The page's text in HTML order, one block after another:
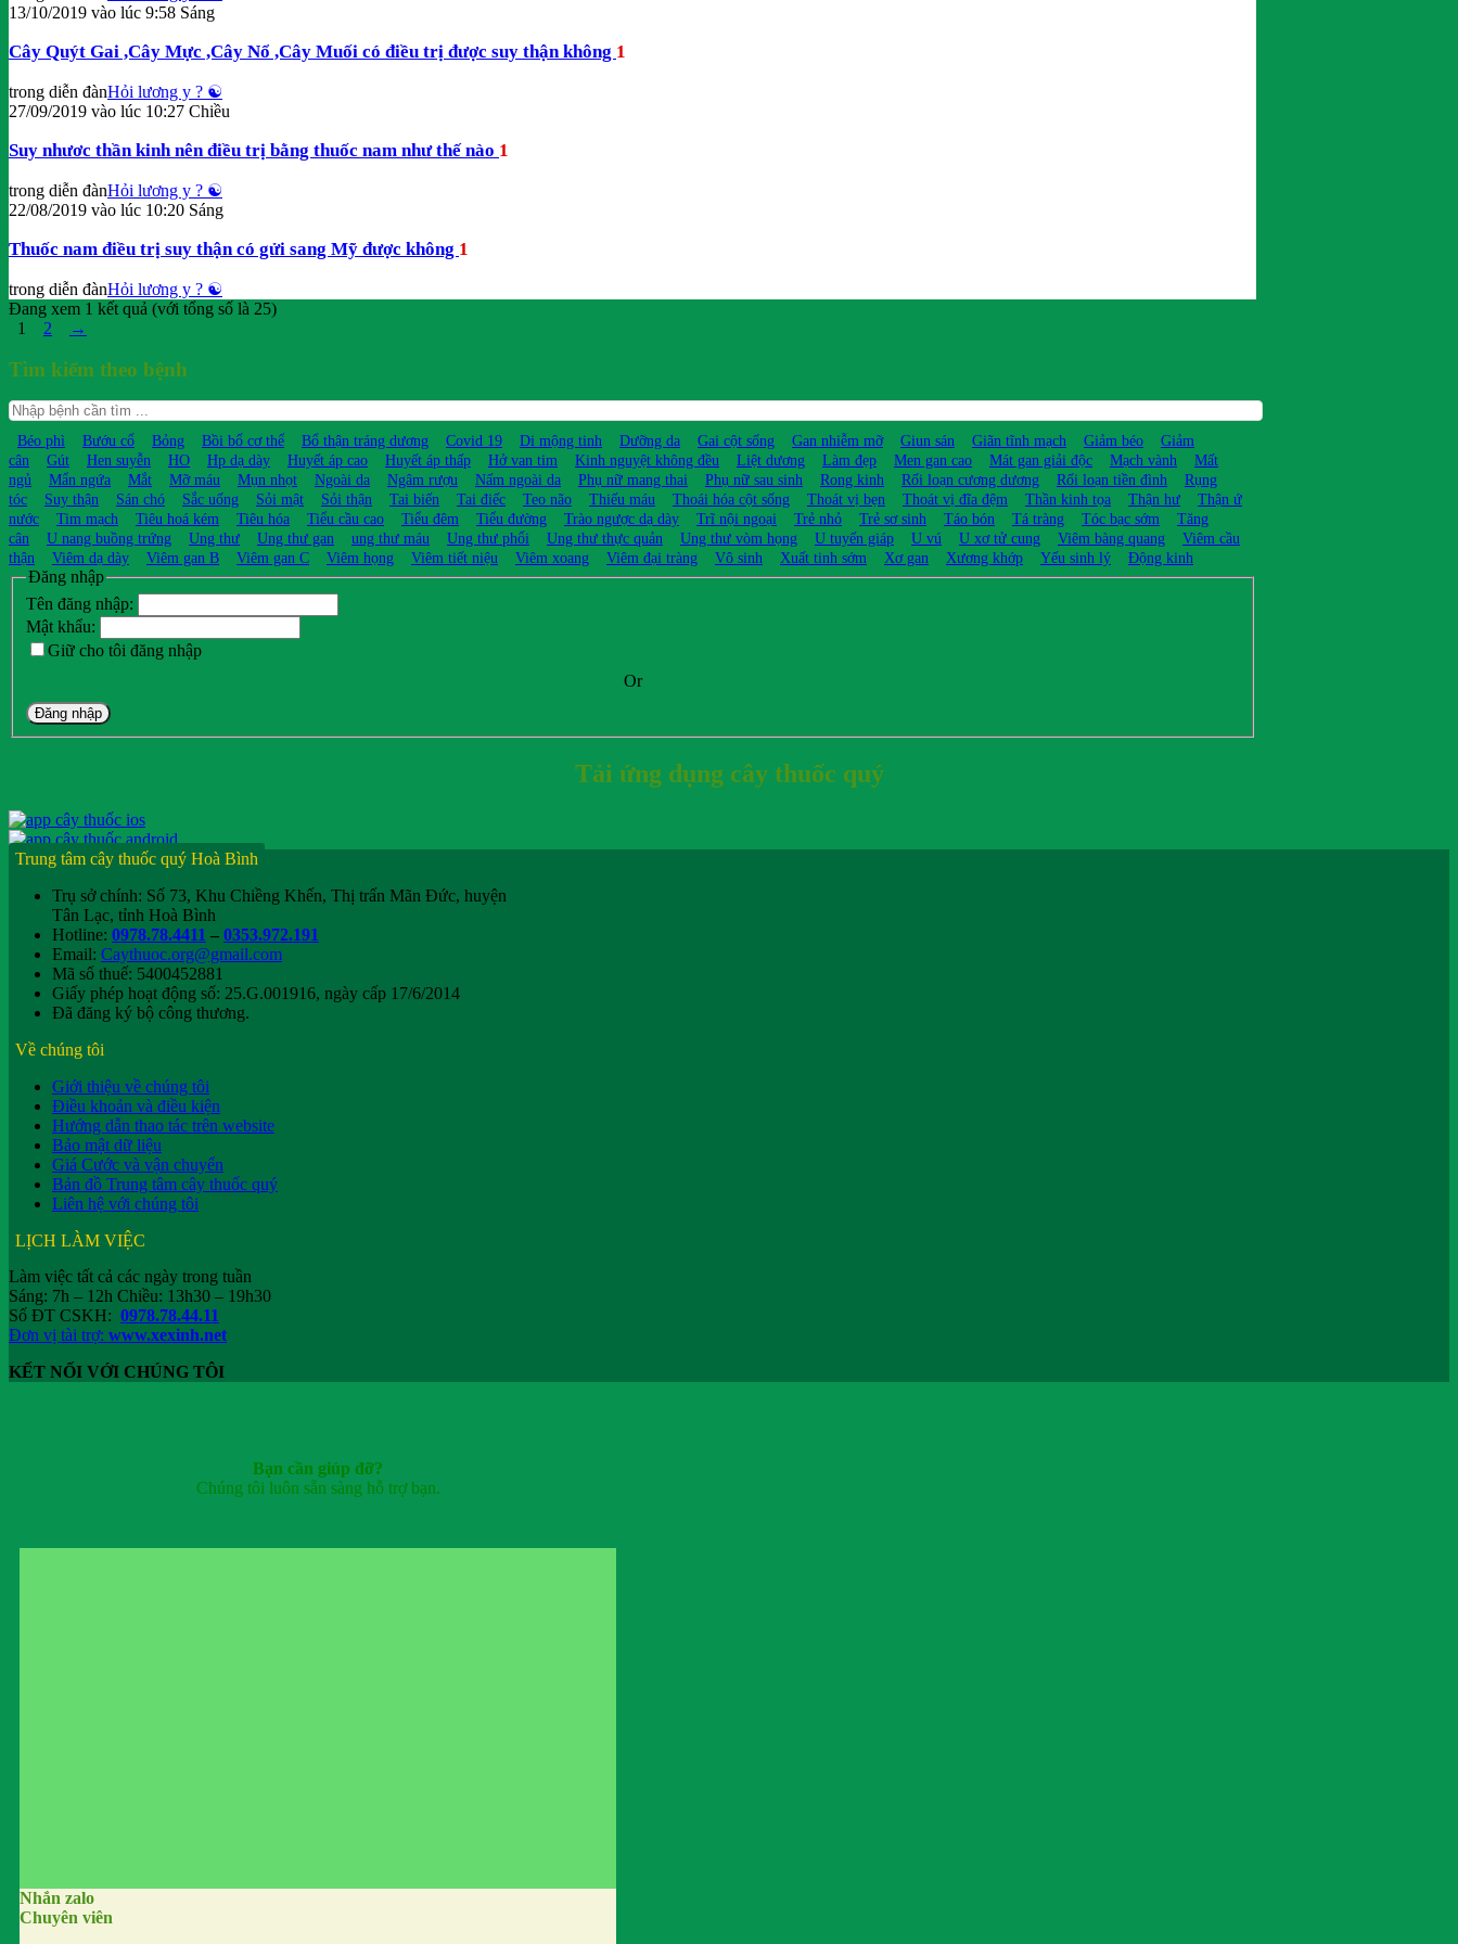
13/10/2019 vào lúc 9:58 Sáng
Cây Quýt Gai ,Cây Mực ,Cây Nổ ,Cây Muối có điều trị được suy thận không 1
trong diễn đànHỏi lương y ? ☯️
27/09/2019 vào lúc 10:27 Chiều
Suy nhươc thần kinh nên điều trị bằng thuốc nam như thế nào 1
trong diễn đànHỏi lương y ? ☯️
22/08/2019 vào lúc 10:20 Sáng
Thuốc nam điều trị suy thận có gửi sang Mỹ được không 1
trong diễn đànHỏi lương y ? ☯️
Đang xem 1 kết quả (với tổng số là 25)
1
2 →
Tìm kiếm theo bệnh
Béo phì Bướu cổ Bỏng Bồi bổ cơ thể Bổ thận tráng dương Covid 19 Di mộng tinh Dưỡng da Gai cột sống Gan nhiễm mỡ Giun sán Giãn tĩnh mạch Giảm béo
Giảm
cân
Gút Hen suyễn HO Hp dạ dày Huyết áp cao Huyết áp thấp Hở van tim Kinh nguyệt không đều Liệt dương Làm đẹp Men gan cao Mát gan giải độc Mạch vành
Mất
ngủ
Mẩn ngứa Mắt Mỡ máu Mụn nhọt Ngoài da Ngâm rượu Nấm ngoài da Phụ nữ mang thai Phụ nữ sau sinh Rong kinh Rối loạn cương dương Rối loạn tiền đình
Rụng
tóc
Suy thận Sán chó Sắc uống Sỏi mật Sỏi thận Tai biến Tai điếc Teo não Thiếu máu Thoái hóa cột sống Thoát vị bẹn Thoát vị đĩa đệm Thần kinh tọa Thận hư
Thận ứ
nước
Tim mạch Tiêu hoá kém Tiêu hóa Tiểu cầu cao Tiểu đêm Tiểu đường Trào ngược dạ dày Trĩ nội ngoại Trẻ nhỏ Trẻ sơ sinh Táo bón Tá tràng Tóc bạc sớm
Tăng
cân
U nang buồng trứng Ung thư Ung thư gan ung thư máu Ung thư phổi Ung thư thực quản Ung thư vòm họng U tuyến giáp U vú U xơ tử cung Viêm bàng quang
Viêm cầu
thận
Viêm dạ dày Viêm gan B Viêm gan C Viêm họng Viêm tiết niệu Viêm xoang Viêm đại tràng Vô sinh Xuất tinh sớm Xơ gan Xương khớp Yếu sinh lý Động kinh
Đăng nhập
Tên đăng nhập:
Mật khẩu:
Giữ cho tôi đăng nhập
Or
Đăng nhập
Tải ứng dụng cây thuốc quý
Trung tâm cây thuốc quý Hoà Bình
Trụ sở chính: Số 73, Khu Chiềng Khến, Thị trấn Mãn Đức, huyện
Tân Lạc, tỉnh Hoà Bình
Hotline: 0978.78.4411 – 0353.972.191
Email: Caythuoc.org@gmail.com
Mã số thuế: 5400452881
Giấy phép hoạt động số: 25.G.001916, ngày cấp 17/6/2014
Đã đăng ký bộ công thương.
Về chúng tôi
Giới thiệu về chúng tôi
Điều khoản và điều kiện
Hướng dẫn thao tác trên website
Bảo mật dữ liệu
Giá Cước và vận chuyển
Bản đồ Trung tâm cây thuốc quý
Liên hệ với chúng tôi
LỊCH LÀM VIỆC
Làm việc tất cả các ngày trong tuần
Sáng: 7h – 12h Chiều: 13h30 – 19h30
Số ĐT CSKH: 0978.78.44.11
Đơn vị tài trợ: www.xexinh.net
KẾT NỐI VỚI CHÚNG TÔI
Bạn cần giúp đỡ?
Chúng tôi luôn sẵn sàng hỗ trợ bạn.
Nhắn zalo
Chuyên viên